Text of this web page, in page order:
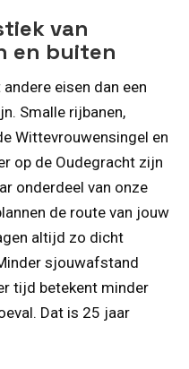
van
en buiten
eisen dan een
Smalle rijbanen,
Wittevrouwensingel en
op de Oudegracht zijn
onderdeel van onze
de route van jouw
altijd zo dicht
sjouwafstand
tijd betekent minder
Dat is 25 jaar